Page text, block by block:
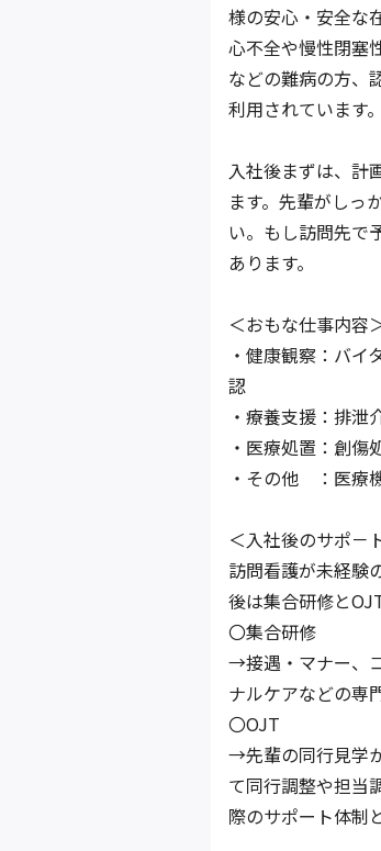
様の安心・安全な
心不全や慢性閉塞
などの難病の方、
利用されています
入社後まずは、計
ます。先輩がしっ
い。もし訪問先で
あります。
＜おもな仕事内容
・健康観察：バ
認
・療養支援：排
・医療処置：創
・その他 ：医療
＜入社後のサポ－
訪問看護が未経験
後は集合研修と
〇集合研修
→接遇・マナー、
ナルケアなどの専
〇OJT
→先輩の同行見学
て同行調整や担当
際のサポート体制